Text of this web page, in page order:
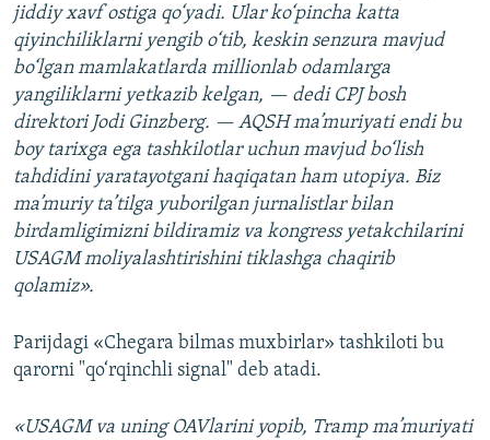
jiddiy xavf ostiga qo‘yadi. Ular ko‘pincha katta
qiyinchiliklarni yengib o‘tib, keskin senzura mavjud
bo‘lgan mamlakatlarda millionlab odamlarga
yangiliklarni yetkazib kelgan, — dedi CPJ bosh
direktori Jodi Ginzberg. — AQSH ma’muriyati endi bu
boy tarixga ega tashkilotlar uchun mavjud bo‘lish
tahdidini yaratayotgani haqiqatan ham utopiya. Biz
ma’muriy ta’tilga yuborilgan jurnalistlar bilan
birdamligimizni bildiramiz va kongress yetakchilarini
USAGM moliyalashtirishini tiklashga chaqirib
qolamiz».
Parijdagi «Chegara bilmas muxbirlar» tashkiloti bu
qarorni "qo‘rqinchli signal" deb atadi.
«USAGM va uning OAVlarini yopib, Tramp ma’muriyati